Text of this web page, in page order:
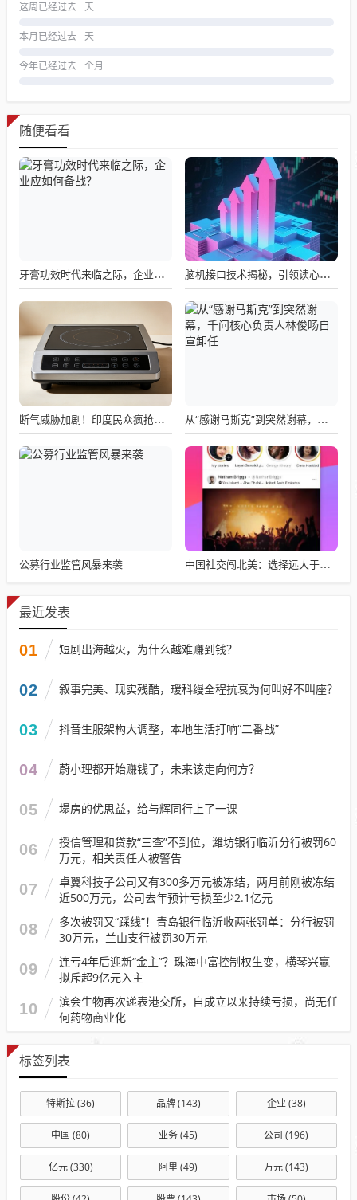
这周已经过去 天
本月已经过去 天
今年已经过去 个月
随便看看
牙膏功效时代来临之际，企业应如何备战？ 脑机接口技术揭秘，引领读心术革命的领跑者大盘点
断气威胁加剧！印度民众疯抢电磁炉 制造商将从中国空运部件 从“感谢马斯克”到突然谢幕，千问核心负责人林俊旸自宣卸任
公募行业监管风暴来袭 中国社交闯北美：选择远大于努力
最近发表
01 短剧出海越火，为什么越难赚到钱？
02 叙事完美、现实残酷，瑷科缦全程抗衰为何叫好不叫座？
03 抖音生服架构大调整，本地生活打响“二番战”
04 蔚小理都开始赚钱了，未来该走向何方？
05 塌房的优思益，给与辉同行上了一课
06
授信管理和贷款“三查”不到位，潍坊银行临沂分行被罚60
万元，相关责任人被警告
07
卓翼科技子公司又有300多万元被冻结，两月前刚被冻结
近500万元，公司去年预计亏损至少2.1亿元
08
多次被罚又“踩线”！青岛银行临沂收两张罚单：分行被罚
30万元，兰山支行被罚30万元
09
连亏4年后迎新“金主”？珠海中富控制权生变，横琴兴赢
拟斥超9亿元入主
10
滨会生物再次递表港交所，自成立以来持续亏损，尚无任
何药物商业化
标签列表
特斯拉(36) 品牌(143) 企业(38)
中国 (80) 业务(45) 公司 (196)
亿元(330) 阿里 (49) 万元(143)